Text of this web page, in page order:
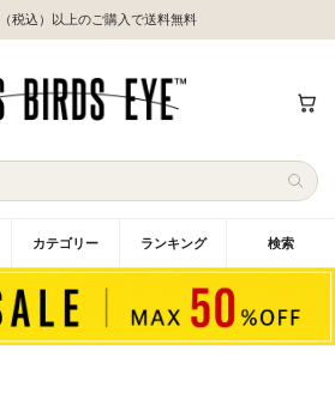
税込）以上のご購入で送料無料
カテゴリー ランキング 検索